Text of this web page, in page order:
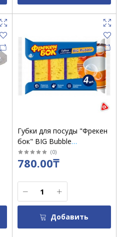
Губки для посуды "Фрекен
бок" BIG Bubble
крупнопористая /4 шт5485
(0)
780.00₸
Добавить